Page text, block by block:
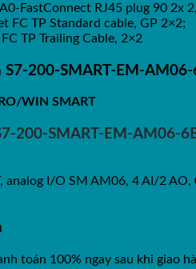
FastConnect RJ45 plug 90 2x 2,
FC TP Standard cable, GP 2×2;
TP Trailing Cable, 2×2
200-SMART-EM-
WIN SMART
200-SMART-EM-AM06-
analog I/O SM AM06, 4 AI/2
toán 100% ngay sau khi giao